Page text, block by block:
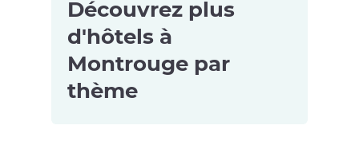
Découvrez plus
d'hôtels à
Montrouge par
thème